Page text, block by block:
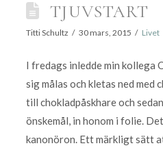
TJUVSTART
Titti Schultz 30 mars, 2015 Livet
I fredags inledde min kollega
sig målas och kletas ned
till chokladpåskhare och
önskemål, in honom i folie.
kanonöron. Ett märkligt sätt